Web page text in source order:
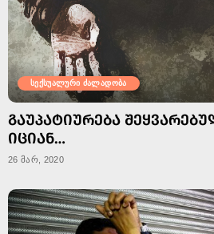
სექსუალური ძალადობა
ᲒᲐᲣᲞᲐᲢᲘᲣᲠᲔᲑᲐ
ᲘᲪᲘᲐᲜ…
26 მარ, 2020